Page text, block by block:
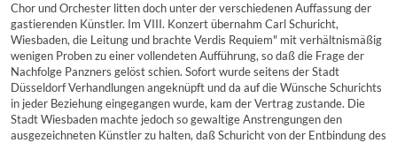
Chor und Orchester litten doch unter der verschiedenen Auffassung der
gastierenden Künstler. Im VIII. Konzert übernahm Carl Schuricht,
Wiesbaden, die Leitung und brachte Verdis Requiem" mit verhältnismäßig
wenigen Proben zu einer vollendeten Aufführung, so daß die Frage der
Nachfolge Panzners gelöst schien. Sofort wurde seitens der Stadt
Düsseldorf Verhandlungen angeknüpft und da auf die Wünsche Schurichts
in jeder Beziehung eingegangen wurde, kam der Vertrag zustande. Die
Stadt Wiesbaden machte jedoch so gewaltige Anstrengungen den
ausgezeichneten Künstler zu halten, daß Schuricht von der Entbindung des